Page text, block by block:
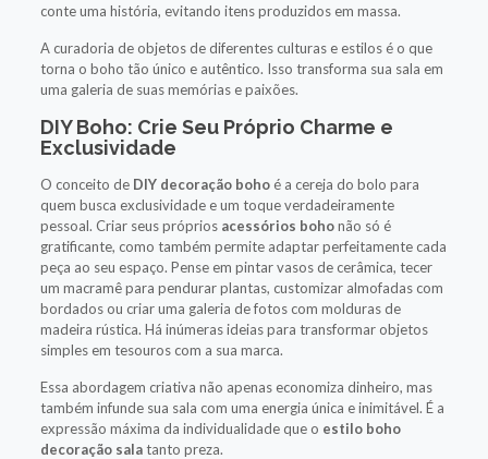
conte uma história, evitando itens produzidos em massa.
A curadoria de objetos de diferentes culturas e estilos é o que
torna o boho tão único e autêntico. Isso transforma sua sala em
uma galeria de suas memórias e paixões.
DIY Boho: Crie Seu Próprio Charme e
Exclusividade
O conceito de DIY decoração bohoé a cereja do bolo para
quem busca exclusividade e um toque verdadeiramente
pessoal. Criar seus próprios acessórios bohonão só é
gratificante, como também permite adaptar perfeitamente cada
peça ao seu espaço. Pense em pintar vasos de cerâmica, tecer
um macramê para pendurar plantas, customizar almofadas com
bordados ou criar uma galeria de fotos com molduras de
madeira rústica. Há inúmeras ideias para transformar objetos
simples em tesouros com a sua marca.
Essa abordagem criativa não apenas economiza dinheiro, mas
também infunde sua sala com uma energia única e inimitável. É a
expressão máxima da individualidade que o estilo boho
decoração salatanto preza.